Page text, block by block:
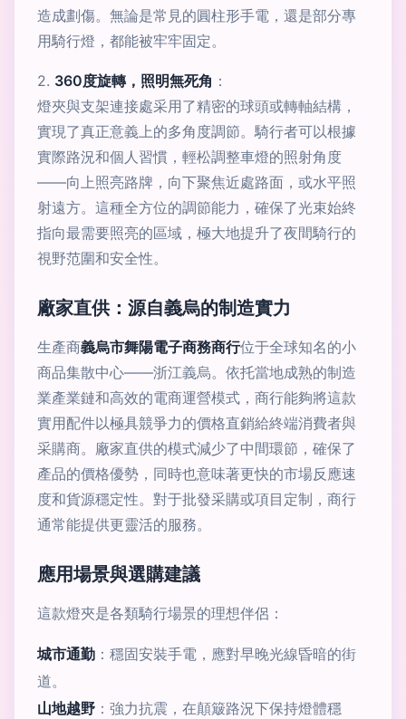
造成劃傷。無論是常見的圓柱形手電，還是部分專
用騎行燈，都能被牢牢固定。
2. 360度旋轉，照明無死角 ：
燈夾與支架連接處采用了精密的球頭或轉軸結構，
實現了真正意義上的多角度調節。騎行者可以根據
實際路況和個人習慣，輕松調整車燈的照射角度
——向上照亮路牌，向下聚焦近處路面，或水平照
射遠方。這種全方位的調節能力，確保了光束始終
指向最需要照亮的區域，極大地提升了夜間騎行的
視野范圍和安全性。
廠家直供：源自義烏的制造實力
生產商義烏市舞陽電子商務商行位于全球知名的小
商品集散中心——浙江義烏。依托當地成熟的制造
業產業鏈和高效的電商運營模式，商行能夠將這款
實用配件以極具競爭力的價格直銷給終端消費者與
采購商。廠家直供的模式減少了中間環節，確保了
產品的價格優勢，同時也意味著更快的市場反應速
度和貨源穩定性。對于批發采購或項目定制，商行
通常能提供更靈活的服務。
應用場景與選購建議
這款燈夾是各類騎行場景的理想伴侶：
城市通勤 ：穩固安裝手電，應對早晚光線昏暗的街
道。
山地越野 ：強力抗震，在顛簸路況下保持燈體穩